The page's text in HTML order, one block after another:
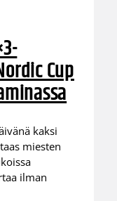
Cup
kaksi
miesten
ilman